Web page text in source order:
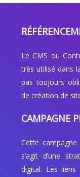
Le CMS ou
très utilisé dans
pas toujours
de création de
CAMPAGNE
Cette
s’agit d’une
digital. Les